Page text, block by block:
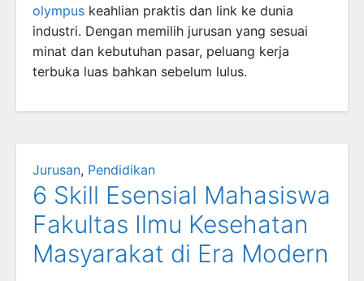
olympus keahlian praktis dan link ke dunia
industri. Dengan memilih jurusan yang sesuai
minat dan kebutuhan pasar, peluang kerja
terbuka luas bahkan sebelum lulus.
Jurusan, Pendidikan
6 Skill Esensial Mahasiswa
Fakultas Ilmu Kesehatan
Masyarakat di Era Modern